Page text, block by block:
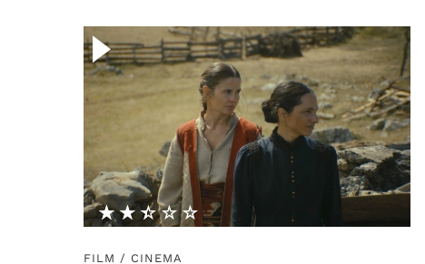
★★★★★
☆☆☆☆☆
FILM / CINEMA